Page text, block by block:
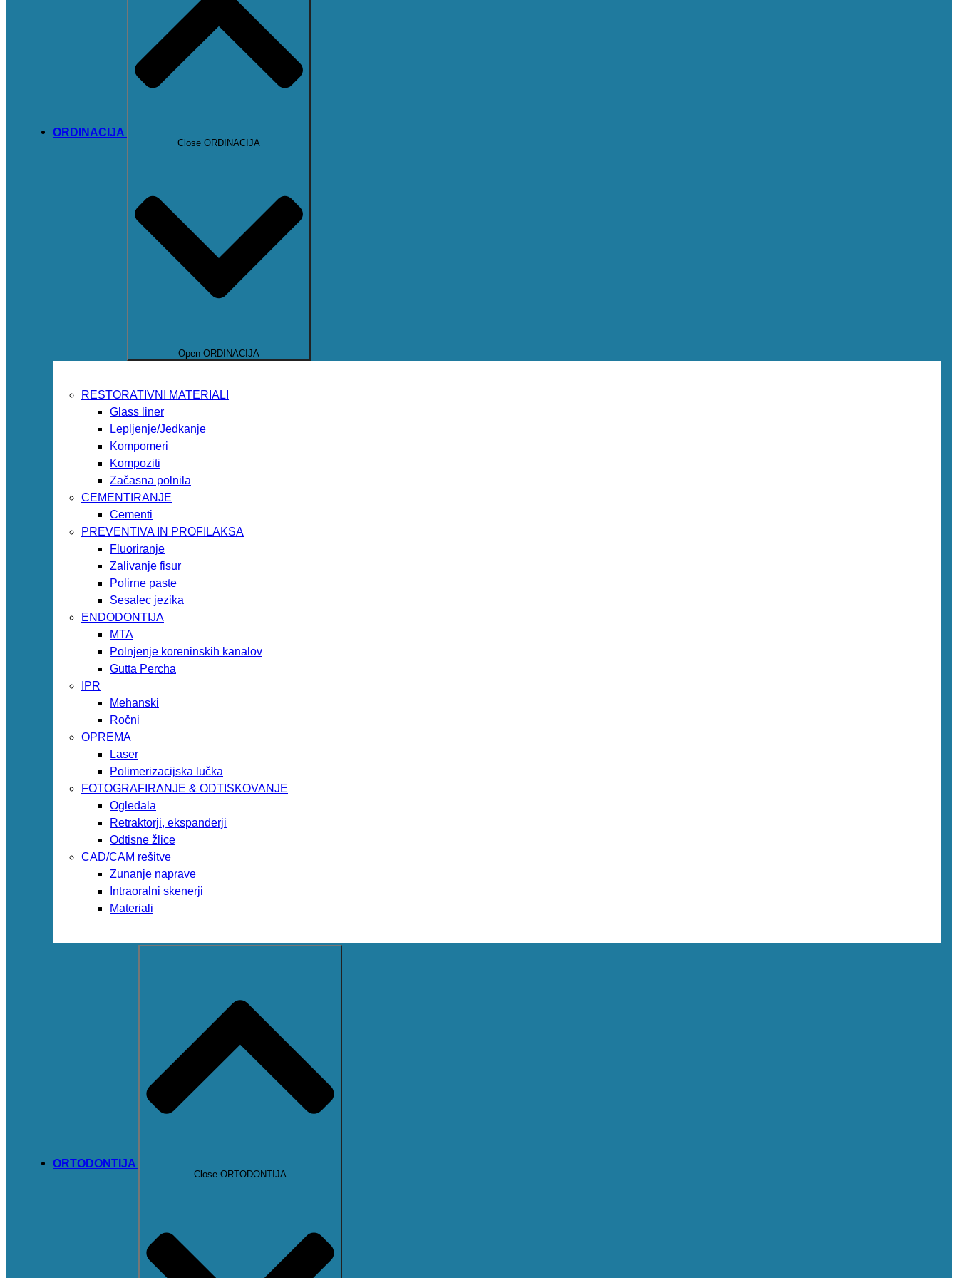
ORDINACIJA
Close ORDINACIJA
Open ORDINACIJA
RESTORATIVNI MATERIALI
Glass liner
Lepljenje/Jedkanje
Kompomeri
Kompoziti
Začasna polnila
CEMENTIRANJE
Cementi
PREVENTIVA IN PROFILAKSA
Fluoriranje
Zalivanje fisur
Polirne paste
Sesalec jezika
ENDODONTIJA
MTA
Polnjenje koreninskih kanalov
Gutta Percha
IPR
Mehanski
Ročni
OPREMA
Laser
Polimerizacijska lučka
FOTOGRAFIRANJE & ODTISKOVANJE
Ogledala
Retraktorji, ekspanderji
Odtisne žlice
CAD/CAM rešitve
Zunanje naprave
Intraoralni skenerji
Materiali
ORTODONTIJA
Close ORTODONTIJA